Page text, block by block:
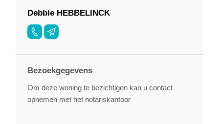
Debbie HEBBELINCK
Bezoekgegevens
Om deze woning te bezichtigen kan u contact
opnemen met het notariskantoor